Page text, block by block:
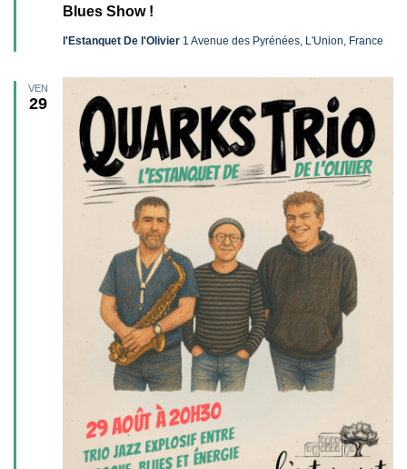
Blues Show !
l'Estanquet De l'Olivier 1 Avenue des Pyrénées, L'Union, France
VEN
29